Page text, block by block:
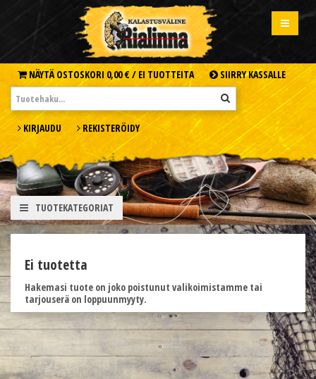
NÄYTÄ OSTOSKORI 0,00 € / EI TUOTTEITA SIIRRY KASSALLE
KIRJAUDU REKISTERÖIDY
TUOTEKATEGORIAT
Ei tuotetta
Hakemasi tuote on joko poistunut valikoimistamme tai
tarjouserä on loppuunmyyty.